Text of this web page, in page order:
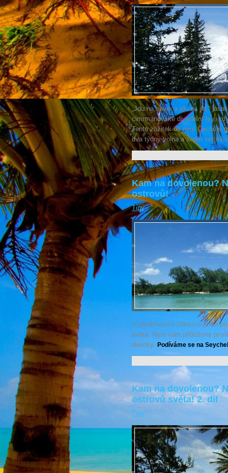
„Jdu na sever a jdu na jih,“
cimrmanovské divadelní hry,
Tento zážitek už není Čechům
dva týdny volna a sedm set
Kam na dovolenou?
ostrovů!
Tipy
V předchozích článcích jsme
světa. Nyní vám přiblížíme
desítky. Podíváme se na
Kam na dovolenou?
ostrovů světa! 2. díl
Tipy